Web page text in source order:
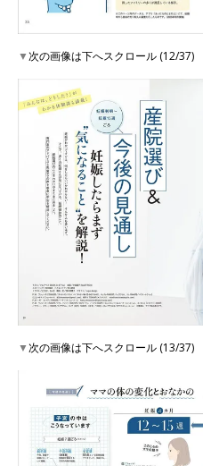
▼次の画像は下へスクロール (12/37)
▼次の画像は下へスクロール (13/37)